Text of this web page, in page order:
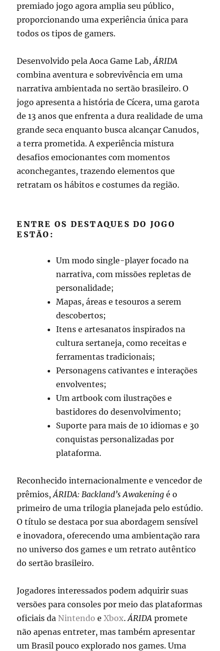
premiado jogo agora amplia seu público,
proporcionando uma experiência única para
todos os tipos de gamers.
Desenvolvido pela Aoca Game Lab,ÁRIDA
combina aventura e sobrevivência em uma
narrativa ambientada no sertão brasileiro. O
jogo apresenta a história de Cícera, uma garota
de 13 anos que enfrenta a dura realidade de uma
grande seca enquanto busca alcançar Canudos,
a terra prometida. A experiência mistura
desafios emocionantes com momentos
aconchegantes, trazendo elementos que
retratam os hábitos e costumes da região.
ENTRE OS DESTAQUES DO JOGO
ESTÃO:
Um modo single-player focado na
narrativa, com missões repletas de
personalidade;
Mapas, áreas e tesouros a serem
descobertos;
Itens e artesanatos inspirados na
cultura sertaneja, como receitas e
ferramentas tradicionais;
Personagens cativantes e interações
envolventes;
Um artbook com ilustrações e
bastidores do desenvolvimento;
Suporte para mais de 10 idiomas e 30
conquistas personalizadas por
plataforma.
Reconhecido internacionalmente e vencedor de
prêmios,ÁRIDA: Backland’s Awakening é o
primeiro de uma trilogia planejada pelo estúdio.
O título se destaca por sua abordagem sensível
e inovadora, oferecendo uma ambientação rara
no universo dos games e um retrato autêntico
do sertão brasileiro.
Jogadores interessados podem adquirir suas
versões para consoles por meio das plataformas
oficiais da Nintendo eXbox.ÁRIDA promete
não apenas entreter, mas também apresentar
um Brasil pouco explorado nos games. Uma